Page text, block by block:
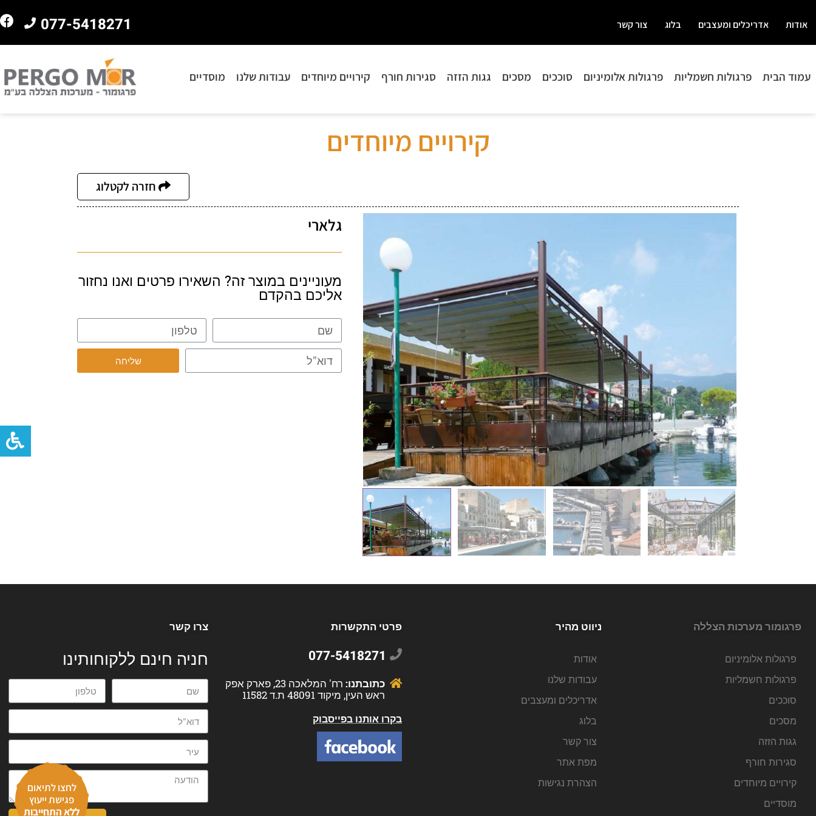
אודות אדריכלים ומעצבים בלוג צור קשר 077-5418271
עמוד הבית פרגולות חשמליות פרגולות אלומיניום סוככים מסכים גגות הזזה סגירות חורף קירויים מיוחדים עבודות שלנו מוסדיים
קירויים מיוחדים
חזרה לקטלוג
גלארי
מעוניינים במוצר זה? השאירו פרטים ואנו נחזור
אליכם בהקדם
שליחה
פרגומור מערכות הצללה
פרגולות אלומיניום
פרגולות חשמליות
סוככים
מסכים
גגות הזזה
סגירות חורף
קירויים מיוחדים
מוסדיים
ניווט מהיר
אודות
עבודות שלנו
אדריכלים ומעצבים
בלוג
צור קשר
מפת אתר
הצהרת נגישות
פרטי התקשרות
077-5418271
כתובתנו:
רח' המלאכה 23, פארק אפק
ראש העין, מיקוד 48091 ת.ד 11582
בקרו אותנו בפייסבוק
צרו קשר
חניה חינם ללקוחותינו
לחצו לתיאום
פגישת ייעוץ
ללא התחייבות